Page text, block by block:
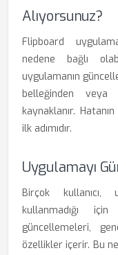
Alıyorsunuz?
Flipboard
nedene bağlı
uygulamanın
belleğinden veya
kaynaklanır.
ilk adımıdır.
Uygulamayı
Birçok kullanıcı,
kullanmadığı
güncellemeleri,
özellikler içerir. Bu